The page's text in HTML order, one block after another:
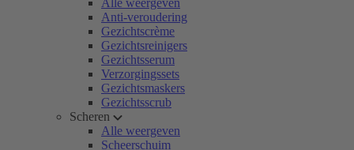
Alle weergeven
Anti-veroudering
Gezichtscrème
Gezichtsreinigers
Gezichtsserum
Verzorgingssets
Gezichtsmaskers
Gezichtsscrub
Scheren
Alle weergeven
Scheerschuim